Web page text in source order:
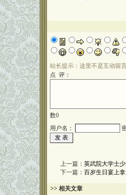
站长提示：这里不是互动留
点 评：
数0
用户名：
上一篇： 英武院大学士
下一篇： 百岁生日宴上
>> 相关文章